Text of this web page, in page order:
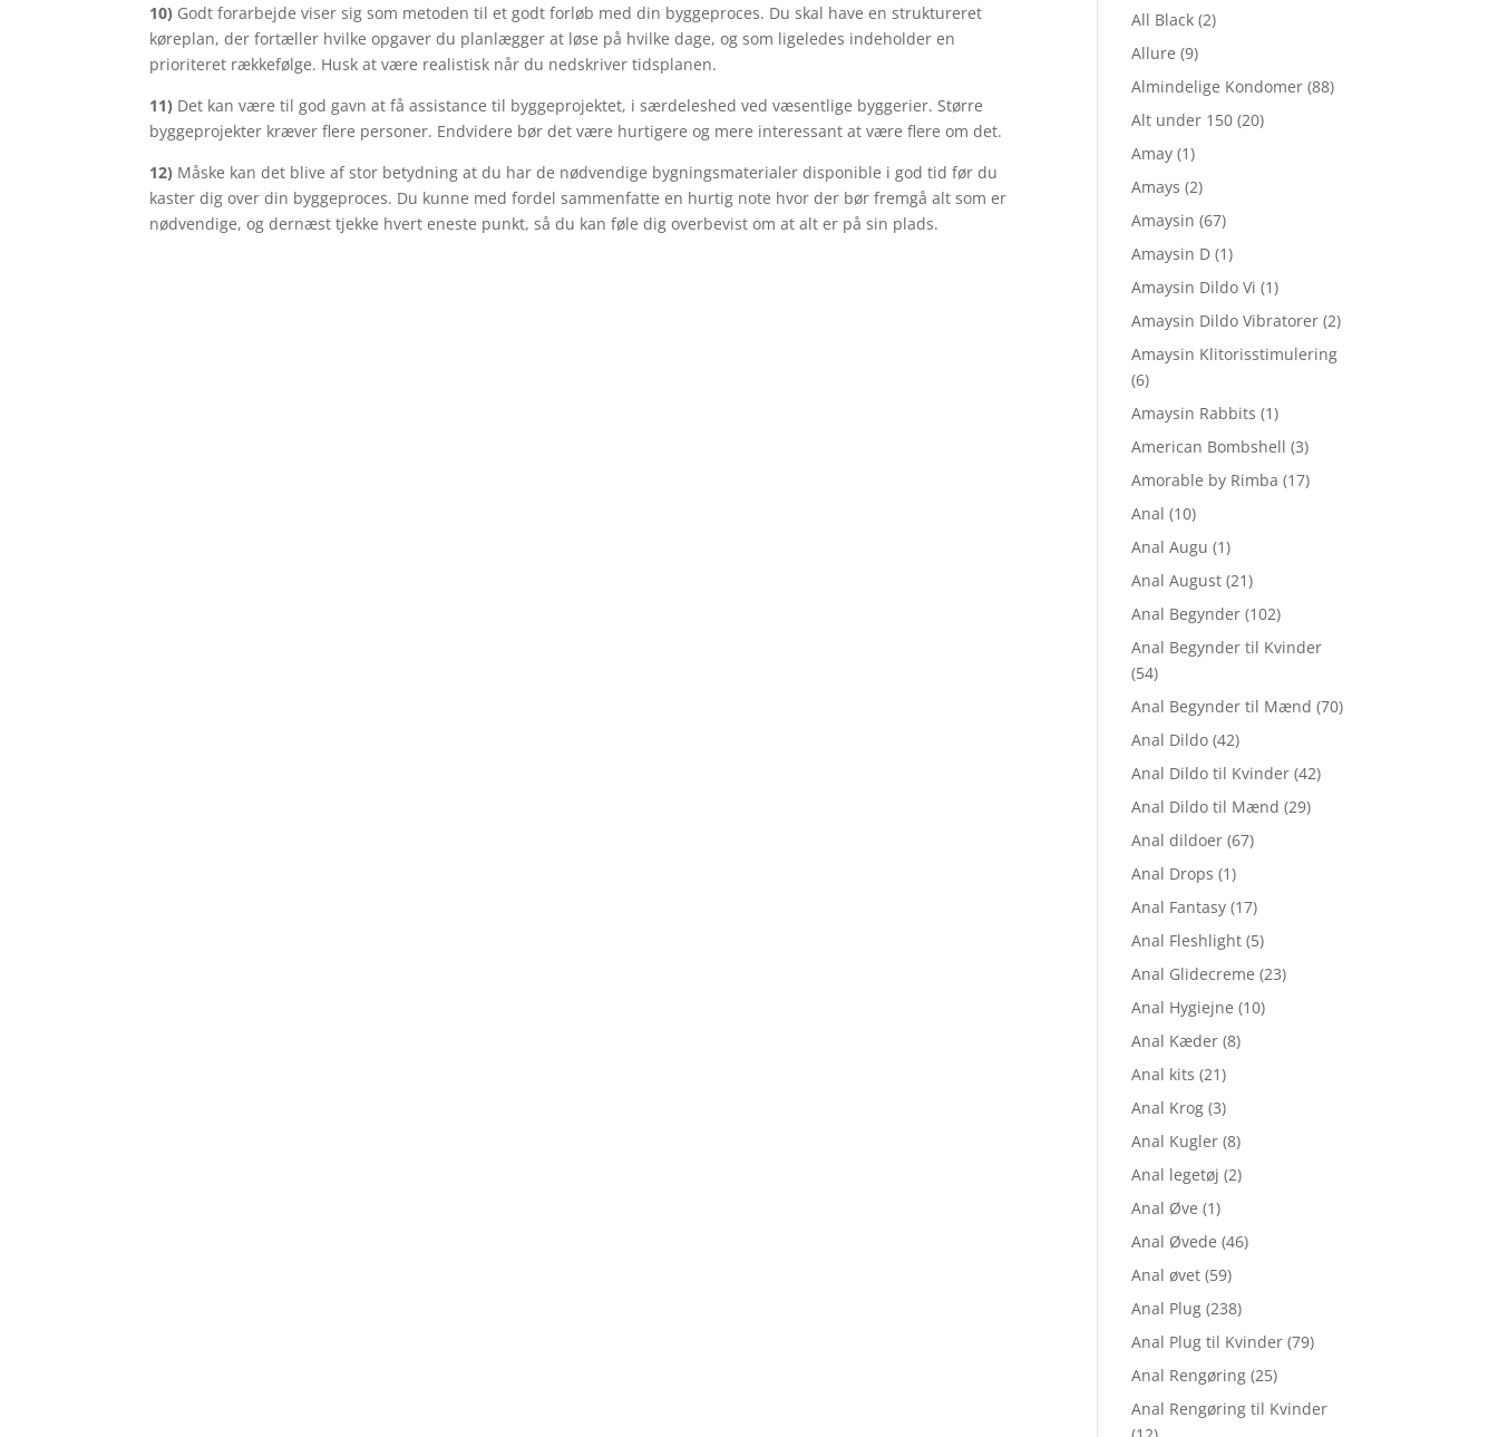
10) Godt forarbejde viser sig som metoden til et godt forløb med din byggeproces. Du skal have en struktureret
køreplan, der fortæller hvilke opgaver du planlægger at løse på hvilke dage, og som ligeledes indeholder en
prioriteret rækkefølge. Husk at være realistisk når du nedskriver tidsplanen.
11) Det kan være til god gavn at få assistance til byggeprojektet, i særdeleshed ved væsentlige byggerier. Større
byggeprojekter kræver flere personer. Endvidere bør det være hurtigere og mere interessant at være flere om det.
12) Måske kan det blive af stor betydning at du har de nødvendige bygningsmaterialer disponible i god tid før du
kaster dig over din byggeproces. Du kunne med fordel sammenfatte en hurtig note hvor der bør fremgå alt som er
nødvendige, og dernæst tjekke hvert eneste punkt, så du kan føle dig overbevist om at alt er på sin plads.
All Black (2)
Allure (9)
Almindelige Kondomer (88)
Alt under 150 (20)
Amay (1)
Amays (2)
Amaysin (67)
Amaysin D (1)
Amaysin Dildo Vi (1)
Amaysin Dildo Vibratorer (2)
Amaysin Klitorisstimulering
(6)
Amaysin Rabbits (1)
American Bombshell (3)
Amorable by Rimba (17)
Anal (10)
Anal Augu (1)
Anal August (21)
Anal Begynder (102)
Anal Begynder til Kvinder
(54)
Anal Begynder til Mænd (70)
Anal Dildo (42)
Anal Dildo til Kvinder (42)
Anal Dildo til Mænd (29)
Anal dildoer (67)
Anal Drops (1)
Anal Fantasy (17)
Anal Fleshlight (5)
Anal Glidecreme (23)
Anal Hygiejne (10)
Anal Kæder (8)
Anal kits (21)
Anal Krog (3)
Anal Kugler (8)
Anal legetøj (2)
Anal Øve (1)
Anal Øvede (46)
Anal øvet (59)
Anal Plug (238)
Anal Plug til Kvinder (79)
Anal Rengøring (25)
Anal Rengøring til Kvinder